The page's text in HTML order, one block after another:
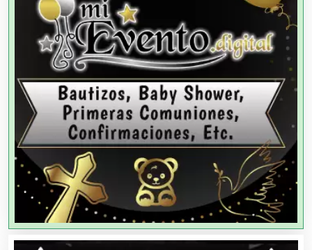
Agencias de Viajes
Agricultores
Agricultura y Ganadería
Agua Purificada
Aire Acondicionado